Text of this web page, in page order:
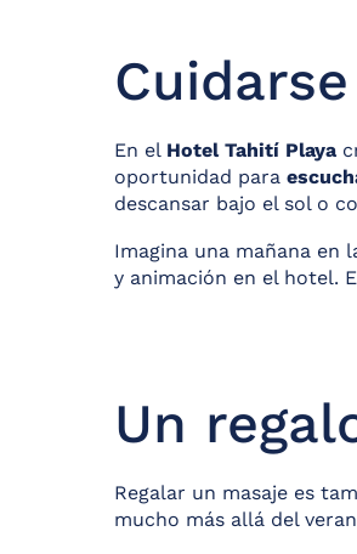
En el Hotel Tahití Playa
oportunidad para
descansar bajo el sol o
Imagina una mañana en
y animación en el hotel.
Un
Regalar un masaje es
mucho más allá del